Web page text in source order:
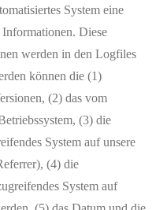
System eine
Diese
werden in den Logfiles
können die (1)
(2) das vom
(3) die
System auf unsere
(4) die
System auf